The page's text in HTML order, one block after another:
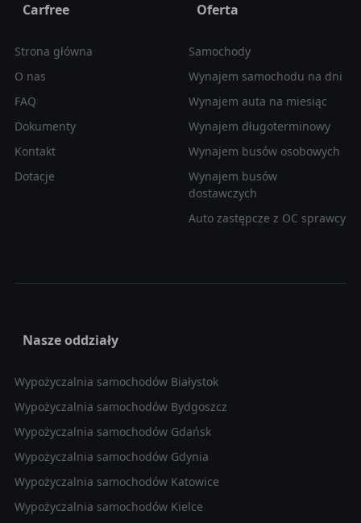
Carfree
Strona główna
O nas
FAQ
Dokumenty
Kontakt
Dotacje
Oferta
Samochody
Wynajem samochodu na dni
Wynajem auta na miesiąc
Wynajem długoterminowy
Wynajem busów osobowych
Wynajem busów
dostawczych
Auto zastępcze z OC sprawcy
Nasze oddziały
Wypożyczalnia samochodów Białystok
Wypożyczalnia samochodów Bydgoszcz
Wypożyczalnia samochodów Gdańsk
Wypożyczalnia samochodów Gdynia
Wypożyczalnia samochodów Katowice
Wypożyczalnia samochodów Kielce